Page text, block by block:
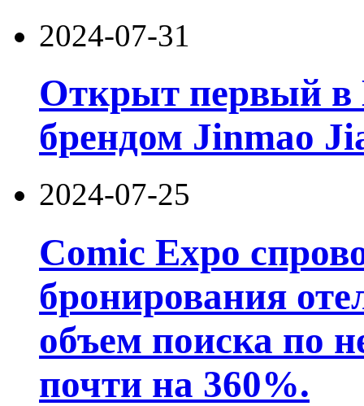
2024-07-31
Открыт первый в
брендом Jinmao
2024-07-25
Comic Expo
бронирования
объем поиска по
почти на 360%.